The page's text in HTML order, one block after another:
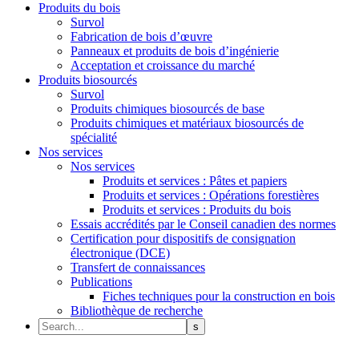
Produits du bois
Survol
Fabrication de bois d’œuvre
Panneaux et produits de bois d’ingénierie
Acceptation et croissance du marché
Produits biosourcés
Survol
Produits chimiques biosourcés de base
Produits chimiques et matériaux biosourcés de
spécialité
Nos services
Nos services
Produits et services : Pâtes et papiers
Produits et services : Opérations forestières
Produits et services : Produits du bois
Essais accrédités par le Conseil canadien des normes
Certification pour dispositifs de consignation
électronique (DCE)
Transfert de connaissances
Publications
Fiches techniques pour la construction en bois
Bibliothèque de recherche